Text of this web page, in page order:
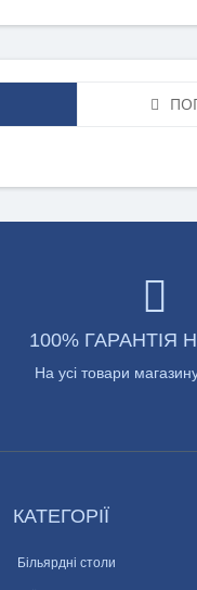
100% ГАРАНТІЯ
На усі товари
КАТЕГОРІЇ
Більярдні столи